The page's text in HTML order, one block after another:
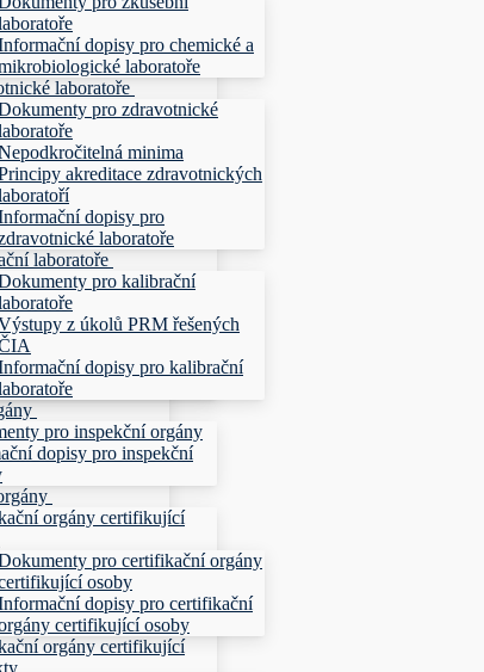
dopisy pro chemické a
laboratoře
laboratoře
pro zdravotnické
minima
akreditace zdravotnických
dopisy pro
laboratoře
laboratoře
pro kalibrační
z úkolů PRM řešených
dopisy pro kalibrační
pro inspekční orgány
dopisy pro inspekční
orgány certifikující
pro certifikační orgány
osoby
dopisy pro certifikační
certifikující osoby
orgány certifikující